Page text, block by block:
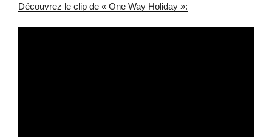
Découvrez le clip de « One Way Holiday »: